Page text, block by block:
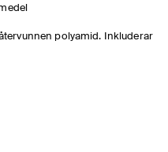
polyamid. Inkluderar